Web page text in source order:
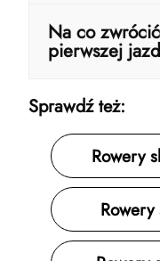
Niekoniecznie.
potrafią być
na swoją
Na co
pierwszej
Najważniejsze
pozycja i brak
składania.
się wygodny,
Sprawdź też:
Rowery